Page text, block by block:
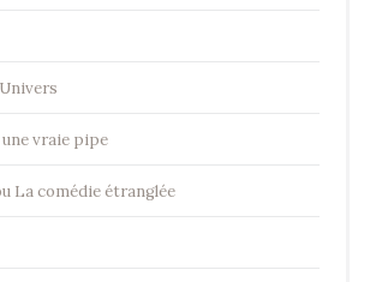
une vraie pipe
La comédie étranglée